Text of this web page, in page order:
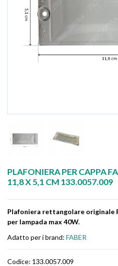
PLAFONIERA PER CAPPA
11,8 X 5,1 CM 133.0057.009
Plafoniera rettangolare originale
per lampada max 40W.
Adatto per i brand: FABER
Codice: 133.0057.009